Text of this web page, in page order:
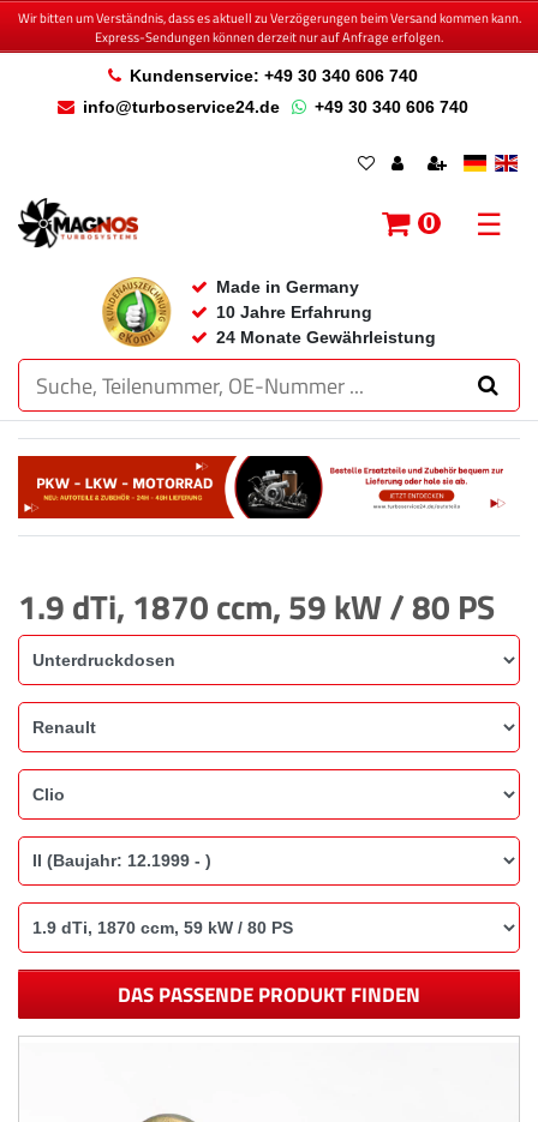
Wir bitten um Verständnis, dass es aktuell zu Verzögerungen beim Versand kommen kann.
Express-Sendungen können derzeit nur auf Anfrage erfolgen.
Kundenservice: +49 30 340 606 740
info@turboservice24.de
+49 30 340 606 740
Made in Germany
10 Jahre Erfahrung
24 Monate Gewährleistung
0 ☰
1.9 dTi, 1870 ccm, 59 kW / 80 PS
DAS PASSENDE PRODUKT FINDEN